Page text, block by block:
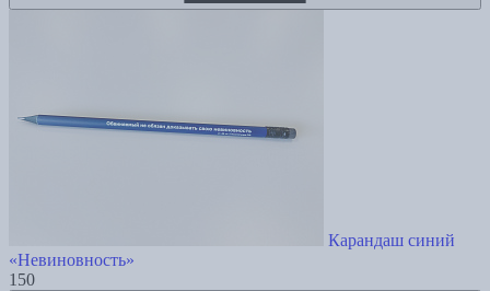
Карандаш синий
«Невиновность»
150